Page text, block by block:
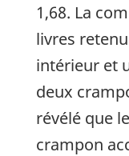
1,68. La
livres
intérieur et
deux
révélé que
crampon